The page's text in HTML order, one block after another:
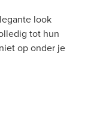
look
tot hun
op onder je